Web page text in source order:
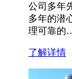
公司多年
多年的潜
理可靠的
了解详情